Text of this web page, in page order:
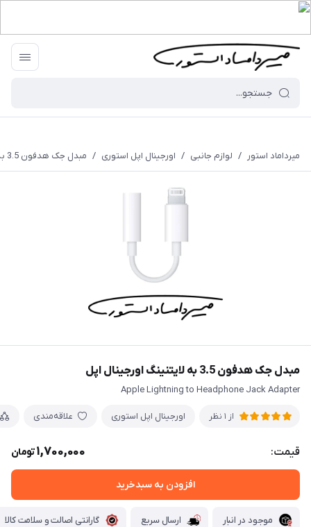
میرداماد استور / لوازم جانبی / اورجینال اپل استوری / مبدل جک هدفون 3.5 به لایتنینگ اورجینال اپل
مبدل جک هدفون 3.5 به لایتنینگ اورجینال اپل
Apple Lightning to Headphone Jack Adapter
از 1 نظر اورجینال اپل استوری علاقه‌مندی
قیمت: 1,700,000تومان
افزودن به سبدخرید
موجود در انبار ارسال سریع گارانتی اصالت و سلامت کالا